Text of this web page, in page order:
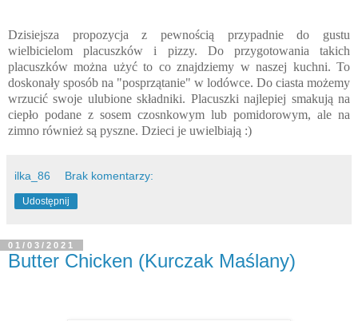
Dzisiejsza propozycja z pewnością przypadnie do gustu
wielbicielom placuszków i pizzy. Do przygotowania takich
placuszków można użyć to co znajdziemy w naszej kuchni. To
doskonały sposób na "posprzątanie" w lodówce. Do ciasta możemy
wrzucić swoje ulubione składniki. Placuszki najlepiej smakują na
ciepło podane z sosem czosnkowym lub pomidorowym, ale na
zimno również są pyszne. Dzieci je uwielbiają :)
ilka_86 Brak komentarzy:
Udostępnij
01/03/2021
Butter Chicken (Kurczak Maślany)